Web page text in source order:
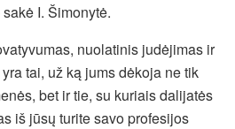
I. Šimonytė.
nuolatinis judėjimas ir
tai, už ką jums dėkoja ne tik
bet ir tie, su kuriais dalijatės
iš jūsų turite savo profesijos